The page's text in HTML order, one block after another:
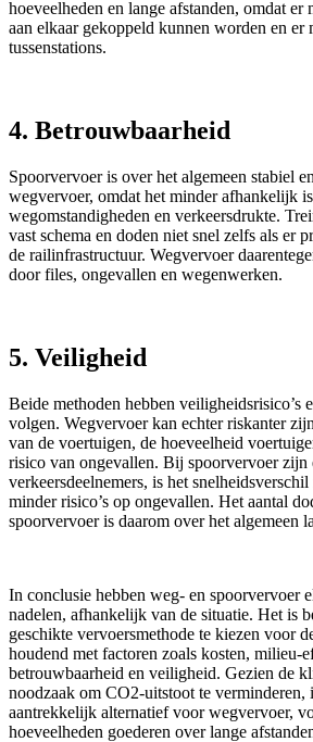
hoeveelheden en lange afstanden, omdat er
aan elkaar gekoppeld kunnen worden en er
tussenstations.
4. Betrouwbaarheid
Spoorvervoer is over het algemeen stabiel
wegvervoer, omdat het minder afhankelijk
wegomstandigheden en verkeersdrukte.
vast schema en doden niet snel zelfs als er
de railinfrastructuur. Wegvervoer
door files, ongevallen en wegenwerken.
5. Veiligheid
Beide methoden hebben veiligheidsrisico’s
volgen. Wegvervoer kan echter riskanter
van de voertuigen, de hoeveelheid
risico van ongevallen. Bij spoorvervoer zijn
verkeersdeelnemers, is het
minder risico’s op ongevallen. Het aantal
spoorvervoer is daarom over het algemeen
In conclusie hebben weg- en spoorvervoer
nadelen, afhankelijk van de situatie. Het is
geschikte vervoersmethode te kiezen voor
houdend met factoren zoals kosten, milieu-
betrouwbaarheid en veiligheid. Gezien de
noodzaak om CO2-uitstoot te verminderen,
aantrekkelijk alternatief voor wegvervoer,
hoeveelheden goederen over lange